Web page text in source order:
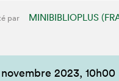
par MINIBIBLIOPLUS
novembre 2023, 10h00